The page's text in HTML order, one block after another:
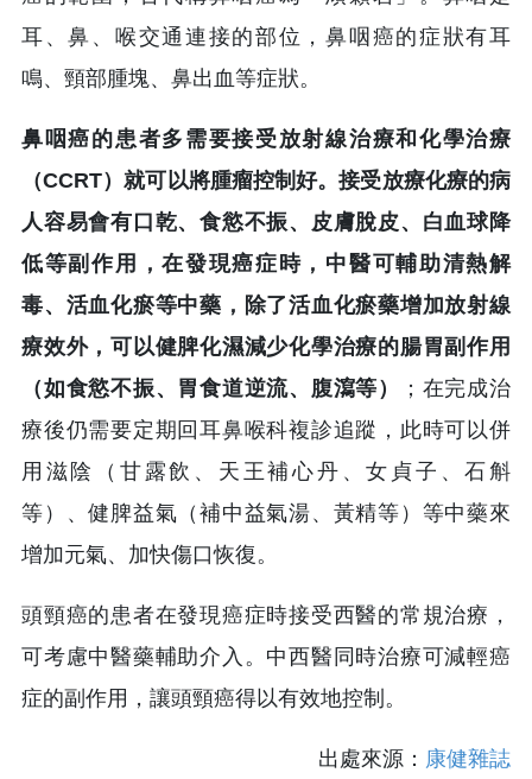
耳、鼻、喉交通連接的部位，鼻咽癌的症狀有耳
鳴、頸部腫塊、鼻出血等症狀。
鼻咽癌的患者多需要接受放射線治療和化學治療
（CCRT）就可以將腫瘤控制好。接受放療化療的病
人容易會有口乾、食慾不振、皮膚脫皮、白血球降
低等副作用，在發現癌症時，中醫可輔助清熱解
毒、活血化瘀等中藥，除了活血化瘀藥增加放射線
療效外，可以健脾化濕減少化學治療的腸胃副作用
（如食慾不振、胃食道逆流、腹瀉等）
；在完成治
療後仍需要定期回耳鼻喉科複診追蹤，此時可以併
用滋陰（甘露飲、天王補心丹、女貞子、石斛
等）、健脾益氣（補中益氣湯、黃精等）等中藥來
增加元氣、加快傷口恢復。
頭頸癌的患者在發現癌症時接受西醫的常規治療，
可考慮中醫藥輔助介入。中西醫同時治療可減輕癌
症的副作用，讓頭頸癌得以有效地控制。
出處來源： 康健雜誌